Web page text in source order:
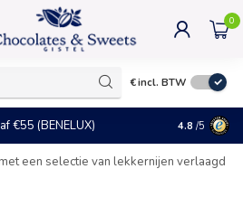
0
€incl. BTW
€55 (BENELUX) +25°C =
4.8 /5
een selectie van lekkernijen verlaagd